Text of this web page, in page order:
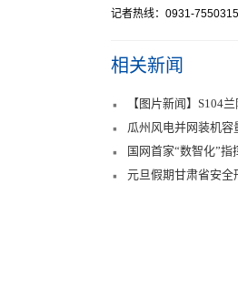
记者热线：0931-
相关新闻
【图片新闻】S104
瓜州风电并网装机容
国网首家“数智化”指
元旦假期甘肃省安全